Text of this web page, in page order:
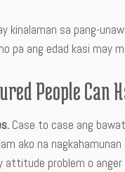
kinalaman sa pang-
pa ang edad kasi may
People Can
Case to case ang
ako na
attitude problem o